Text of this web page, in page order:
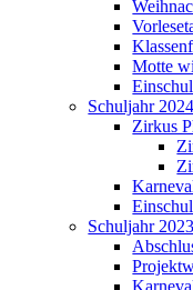
Motte
Schuljahr
Zirkus
Schuljahr